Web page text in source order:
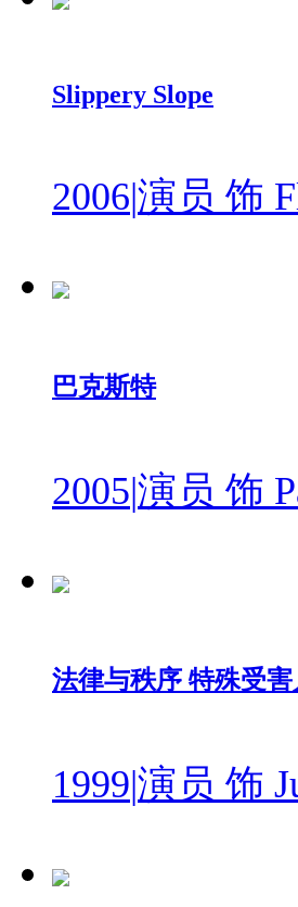
Slippery Slope
2006|演员 饰
巴克斯特
2005|演员 饰
法律与秩序 特殊受害
1999|演员 饰